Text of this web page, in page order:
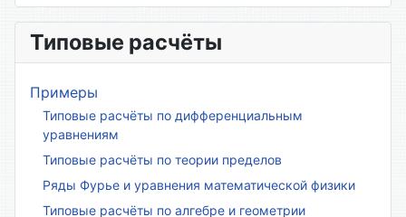
Типовые расчёты
Примеры
Типовые расчёты по дифференциальным
уравнениям
Типовые расчёты по теории пределов
Ряды Фурье и уравнения математической физики
Типовые расчёты по алгебре и геометрии